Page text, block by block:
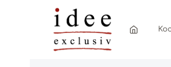
Zum Hauptinhalt springen
Zur Hauptnavigation springen